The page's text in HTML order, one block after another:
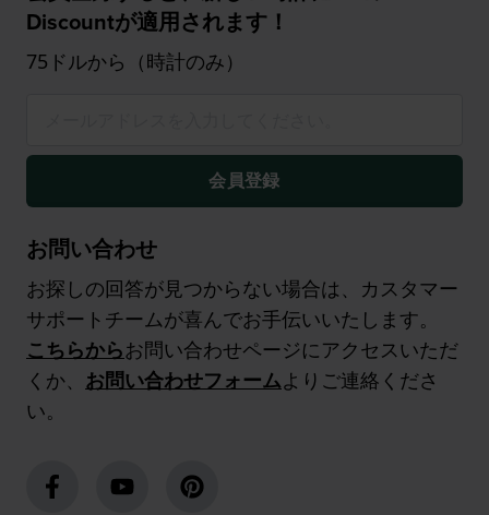
Discountが適用されます！
75ドルから（時計のみ）
会員登録
お問い合わせ
お探しの回答が見つからない場合は、カスタマー
サポートチームが喜んでお手伝いいたします。
こちらからお問い合わせページにアクセスいただ
くか、 お問い合わせフォームよりご連絡くださ
い。